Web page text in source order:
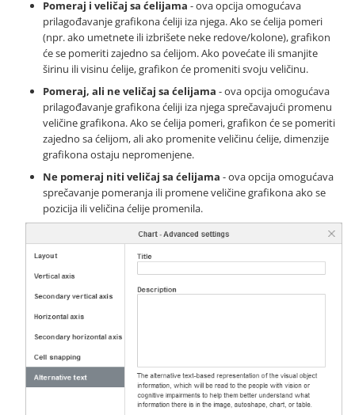
Pomeraj i veličaj sa ćelijama - ova opcija omogućava
prilagođavanje grafikona ćeliji iza njega. Ako se ćelija pomeri
(npr. ako umetnete ili izbrišete neke redove/kolone), grafikon
će se pomeriti zajedno sa ćelijom. Ako povećate ili smanjite
širinu ili visinu ćelije, grafikon će promeniti svoju veličinu.
Pomeraj, ali ne veličaj sa ćelijama - ova opcija omogućava
prilagođavanje grafikona ćeliji iza njega sprečavajući promenu
veličine grafikona. Ako se ćelija pomeri, grafikon će se pomeriti
zajedno sa ćelijom, ali ako promenite veličinu ćelije, dimenzije
grafikona ostaju nepromenjene.
Ne pomeraj niti veličaj sa ćelijama - ova opcija omogućava
sprečavanje pomeranja ili promene veličine grafikona ako se
pozicija ili veličina ćelije promenila.